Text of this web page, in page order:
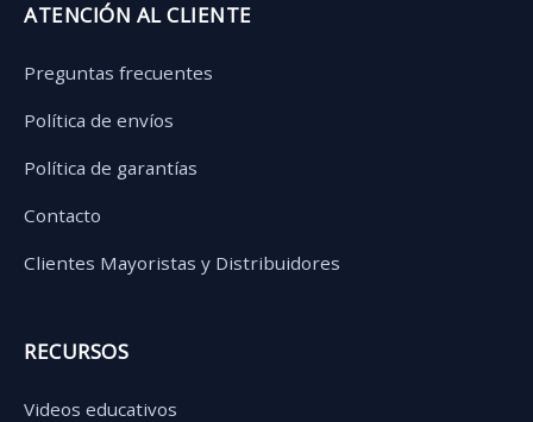
ATENCIÓN AL CLIENTE
Preguntas frecuentes
Política de envíos
Política de garantías
Contacto
Clientes Mayoristas y Distribuidores
RECURSOS
Videos educativos